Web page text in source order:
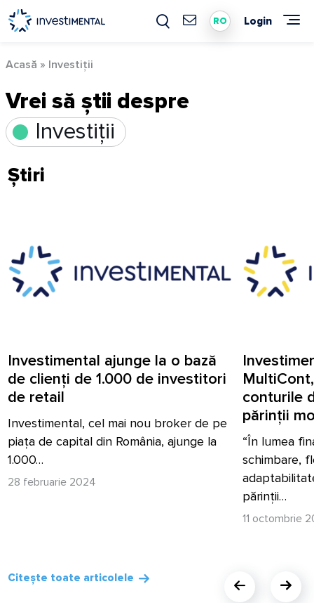
Skip
to
content
RO Login
Acasă » Investiții
Vrei să știi despre
Investiții
Știri
Investimental ajunge la o bază
de clienți de 1.000 de investitori
de retail
Investimental, cel mai nou broker de pe
piața de capital din România, ajunge la
1.000…
28 februarie 2024
conturile
părinții
“În lumea
schimbare,
părinții…
11 octombrie
Citește toate articolele